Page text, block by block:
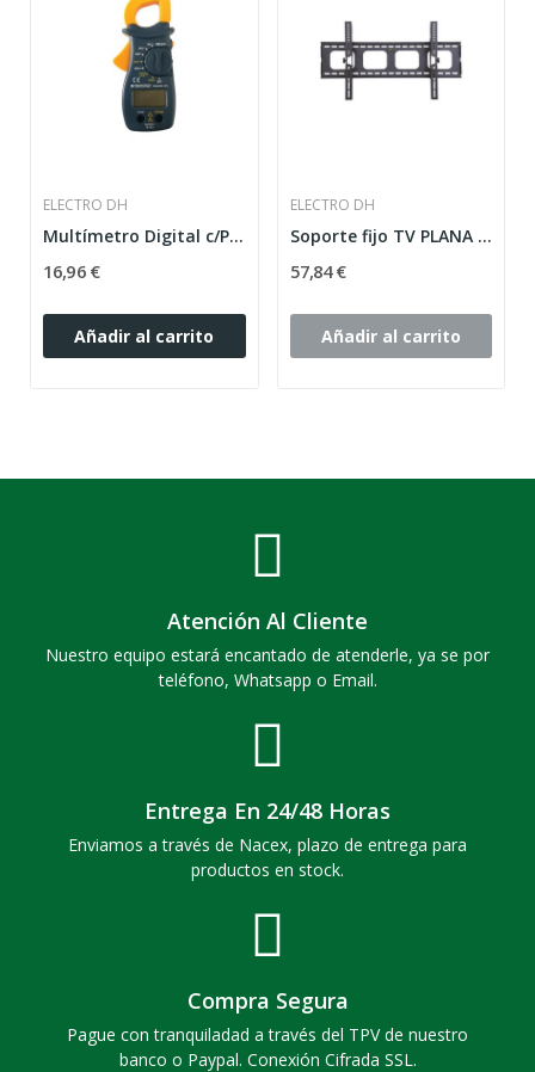
ELECTRO DH
Multímetro Digital c/Pinza Amperimétrica
16,96 €
Añadir al carrito
ELECTRO DH
Soporte fijo TV PLANA de 37" a 65"
57,84 €
Añadir al carrito
Atención Al Cliente
Nuestro equipo estará encantado de atenderle, ya se por
teléfono, Whatsapp o Email.
Entrega En 24/48 Horas
Enviamos a través de Nacex, plazo de entrega para
productos en stock.
Compra Segura
Pague con tranquiladad a través del TPV de nuestro
banco o Paypal. Conexión Cifrada SSL.